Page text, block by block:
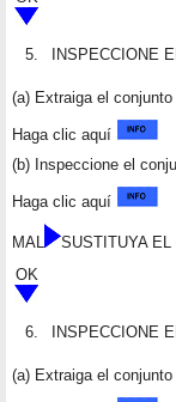
5. INSPECCIONE
(a) Extraiga el
Haga clic aquí
(b) Inspeccione el
Haga clic aquí
MAL
SUSTITUYA EL
OK
6. INSPECCIONE
(a) Extraiga el